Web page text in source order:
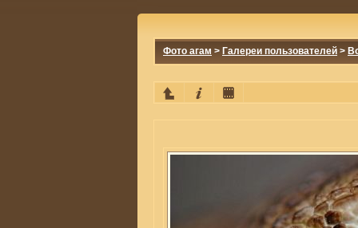
Фото агам > Галереи пользователей >